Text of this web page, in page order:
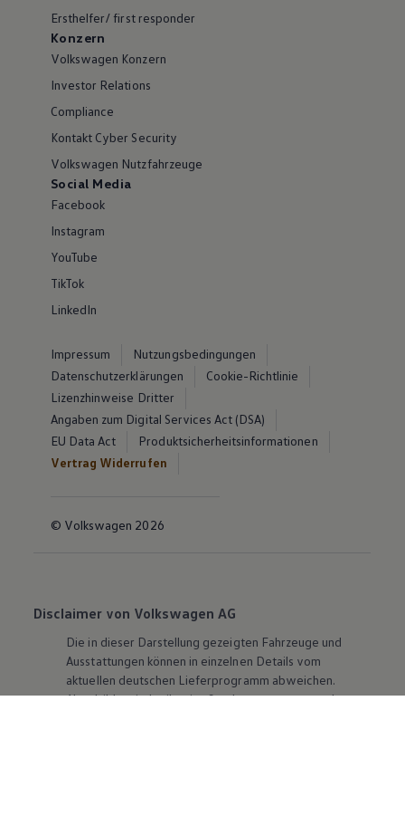
Ersthelfer/ first responder
Konzern
Volkswagen Konzern
Investor Relations
Compliance
Kontakt Cyber Security
Volkswagen Nutzfahrzeuge
Social Media
Facebook
Instagram
YouTube
TikTok
LinkedIn
Impressum
Nutzungsbedingungen
Datenschutzerklärungen
Cookie-Richtlinie
Lizenzhinweise Dritter
Angaben zum Digital Services Act (DSA)
EU Data Act
Produktsicherheitsinformationen
Vertrag Widerrufen
© Volkswagen 2026
Disclaimer von Volkswagen AG
Die in dieser Darstellung gezeigten Fahrzeuge und
Ausstattungen können in einzelnen Details vom
aktuellen deutschen Lieferprogramm abweichen.
Abgebildet sind teilweise Sonderausstattungen der